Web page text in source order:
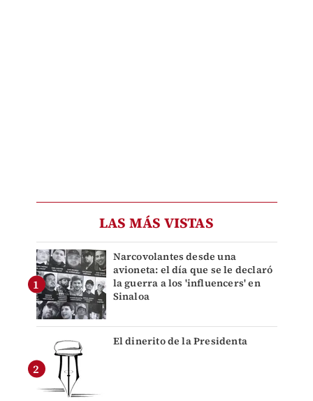
LAS MÁS VISTAS
Narcovolantes desde una
avioneta: el día que se le declaró
la guerra a los 'influencers' en
Sinaloa
El dinerito de la Presidenta